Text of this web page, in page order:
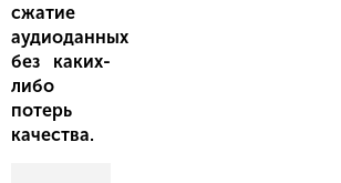
сжатие
аудиоданных
без каких-
либо
потерь
качества.